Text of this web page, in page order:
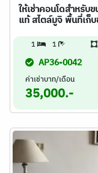
ให้เช่าคอนโดสำหรั
แท้ สไตล์มูจิ พื้นที่เก็
1 1
AP36-0042
ค่าเช่าบาท/เดือน
35,000.-